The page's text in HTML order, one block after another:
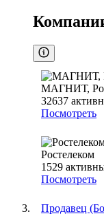
МАГНИТ,
32637
Посмотреть
Ростелеком
1529
Посмотреть
Продавец